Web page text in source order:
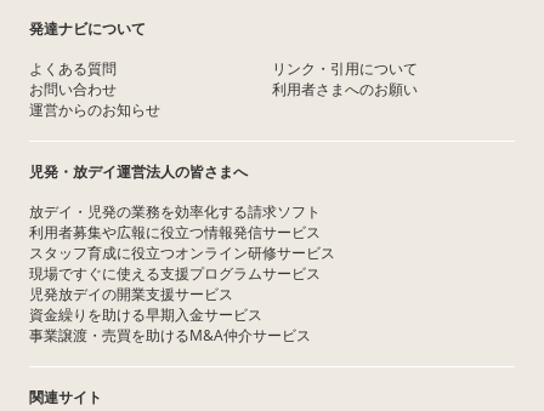
発達ナビについて
よくある質問
お問い合わせ
運営からのお知らせ
リンク・引用について
利用者さまへのお願い
児発・放デイ運営法人の皆さまへ
放デイ・児発の業務を効率化する請求ソフト
利用者募集や広報に役立つ情報発信サービス
スタッフ育成に役立つオンライン研修サービス
現場ですぐに使える支援プログラムサービス
児発放デイの開業支援サービス
資金繰りを助ける早期入金サービス
事業譲渡・売買を助けるM&A仲介サービス
関連サイト